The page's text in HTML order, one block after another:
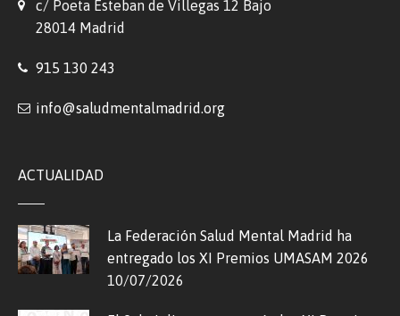
c/ Poeta Esteban de Villegas 12 Bajo
28014 Madrid
915 130 243
info@saludmentalmadrid.org
ACTUALIDAD
La Federación Salud Mental Madrid ha
entregado los XI Premios UMASAM 2026
10/07/2026